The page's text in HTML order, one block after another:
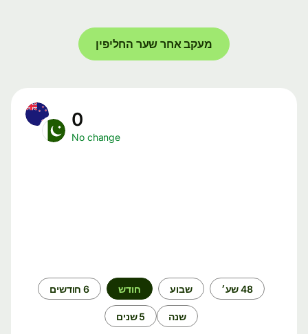
מעקב אחר שער החליפין
No change
48 שע׳ שבוע חודש 6 חודשים
שנה 5 שנים